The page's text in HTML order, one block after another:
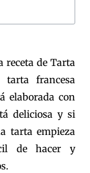
receta de Tarta
francesa
elaborada con
deliciosa y si
tarta empieza
de hacer y